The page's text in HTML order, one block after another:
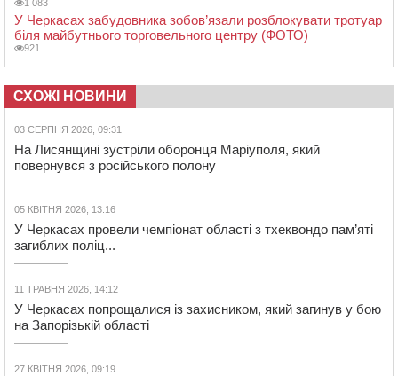
1 083
У Черкасах забудовника зобов’язали розблокувати тротуар
біля майбутнього торговельного центру (ФОТО)
921
СХОЖІ НОВИНИ
03 СЕРПНЯ 2026, 09:31
На Лисянщині зустріли оборонця Маріуполя, який
повернувся з російського полону
05 КВІТНЯ 2026, 13:16
У Черкасах провели чемпіонат області з тхеквондо пам’яті
загиблих поліц...
11 ТРАВНЯ 2026, 14:12
У Черкасах попрощалися із захисником, який загинув у бою
на Запорізькій області
27 КВІТНЯ 2026, 09:19